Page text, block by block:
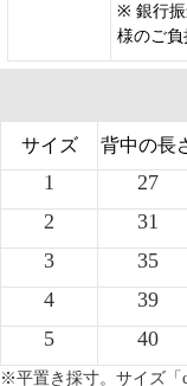
※ 銀行振
様のご負
サイズ 背中の長
1 27
2
31
3
35
4
39
5
40
※平置き採寸。サイズ「